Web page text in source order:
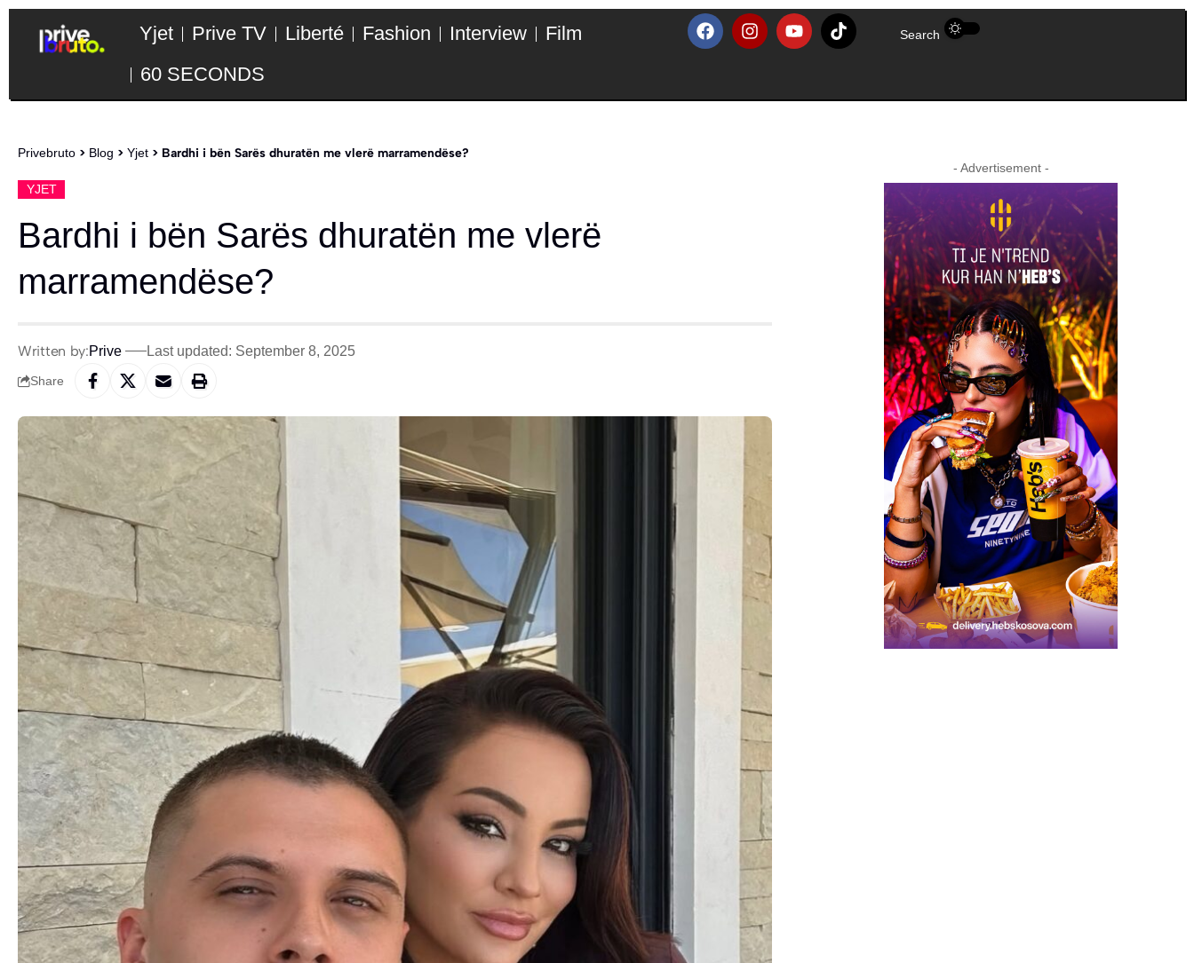
Yjet Prive TV Liberté Fashion Interview
Film
60 SECONDS
Search
Privebruto > Blog > Yjet > Bardhi i bën Sarës dhuratën me vlerë marramendëse?
YJET
Bardhi i bën Sarës dhuratën me vlerë
marramendëse?
Written by:Prive Last updated: September 8, 2025
Share
- Advertisement -